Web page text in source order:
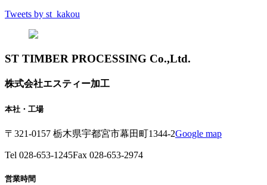
Tweets by st_kakou
ST TIMBER PROCESSING Co.,Ltd.
株式会社エスティー加工
本社・工場
〒321-0157 栃木県宇都宮市幕田町1344-2Google map
Tel 028-653-1245Fax 028-653-2974
営業時間